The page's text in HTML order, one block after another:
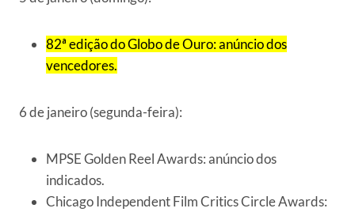
82ª edição do Globo de Ouro: anúncio dos
vencedores.
6 de janeiro (segunda-feira):
MPSE Golden Reel Awards: anúncio dos
indicados.
Chicago Independent Film Critics Circle Awards: